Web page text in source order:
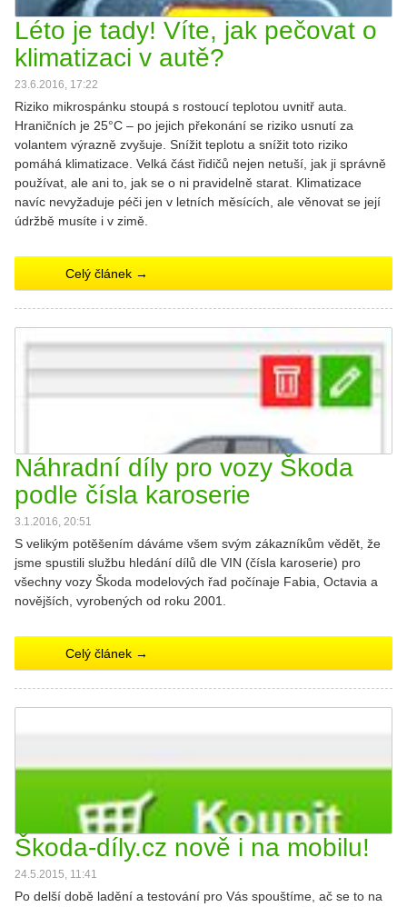
Léto je tady! Víte, jak pečovat o
klimatizaci v autě?
23.6.2016, 17:22
Riziko mikrospánku stoupá s rostoucí teplotou uvnitř auta.
Hraničních je 25°C – po jejich překonání se riziko usnutí za
volantem výrazně zvyšuje. Snížit teplotu a snížit toto riziko
pomáhá klimatizace. Velká část řidičů nejen netuší, jak ji správně
používat, ale ani to, jak se o ni pravidelně starat. Klimatizace
navíc nevyžaduje péči jen v letních měsících, ale věnovat se její
údržbě musíte i v zimě.
Celý článek →
Náhradní díly pro vozy Škoda
podle čísla karoserie
3.1.2016, 20:51
S velikým potěšením dáváme všem svým zákazníkům vědět, že
jsme spustili službu hledání dílů dle VIN (čísla karoserie) pro
všechny vozy Škoda modelových řad počínaje Fabia, Octavia a
novějších, vyrobených od roku 2001.
Celý článek →
Škoda-díly.cz nově i na mobilu!
24.5.2015, 11:41
Po delší době ladění a testování pro Vás spouštíme, ač se to na